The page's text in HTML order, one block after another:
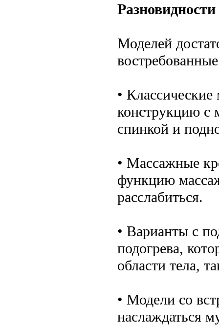
Моделей
•
конструкцию с
спинкой и
• Массажные
функцию
расслабиться.
• Варианты с
подогрева,
области тела,
• Модели со
наслаждаться